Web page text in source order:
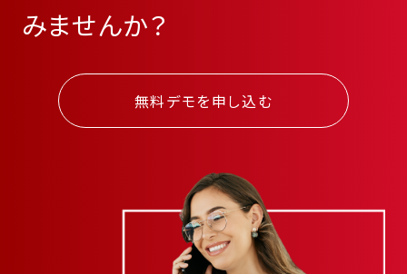
みませんか？
無料デモを申し込む